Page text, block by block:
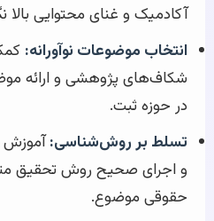
آکادمیک و غنای محتوایی بالا
انتخاب موضوعات نوآورانه:
شکاف‌های پژوهشی و ارائه
در حوزه ثبت.
تسلط بر روش‌شناسی:آموزش
و اجرای صحیح روش تحقیق
حقوقی موضوع.